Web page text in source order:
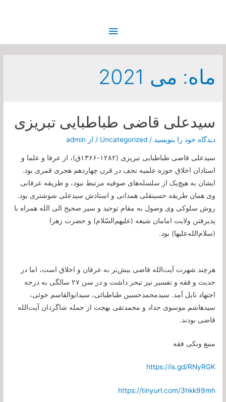
فهرست
ماه: می 2021
سیدعلی قاضی طباطبایی تبریزی
دیدگاه‌ خود را بنویسید /
Uncategorized / از admin
سیدعلی قاضی طباطبایی تبریزی (۱۲۸۲-۱۳۶۶ق)، از عرفا و علما و
استادان اخلاق حوزه علمیه نجف در قرن چهاردهم هجری قمری بود.
ایشان به هیچ‌یک از سلسله‌های صوفیه مرتبط نبود، و طریقه عرفانی
وی همان طریقه حسینقلی همدانی و استادش سیدعلی شوشتری بود.
روش سلوکی وی وصول به مقام توحید و سیر صحیح الی الله همراه با
پذیرفتن ولایت امامان شیعه (علیهم‌السّلام) و حضرت زهرا
(سلام‌الله‌علیها) بود.
هرچند شهرت آیت‌الله قاضی بیش‌تر به عرفان و اخلاق است، اما در
حدیث و فقه و تفسیر نیز تبحر داشت و در سن ۲۷ سالگی به درجه
اجتهاد نایل آمد. سیدمحمدحسین طباطبائی، سیدابوالقاسم خوئی،
سیدهاشم موسوی حداد و محمدتقی بهجت از جمله شاگردان آیت‌الله
قاضی بودند.
منبع وبکی فقه
https://is.gd/RNyRGK
https://tinyurl.com/3hkk99mh